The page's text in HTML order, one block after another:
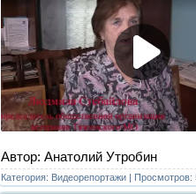
Автор: Анатолий Утробин
Категория: Видеорепортажи | Просмотров: